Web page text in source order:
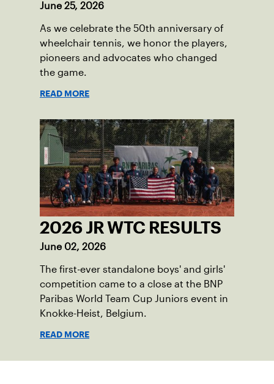
June 25, 2026
As we celebrate the 50th anniversary of
wheelchair tennis, we honor the players,
pioneers and advocates who changed
the game.
READ MORE
2026 JR WTC RESULTS
June 02, 2026
The first-ever standalone boys' and girls'
competition came to a close at the BNP
Paribas World Team Cup Juniors event in
Knokke-Heist, Belgium.
READ MORE